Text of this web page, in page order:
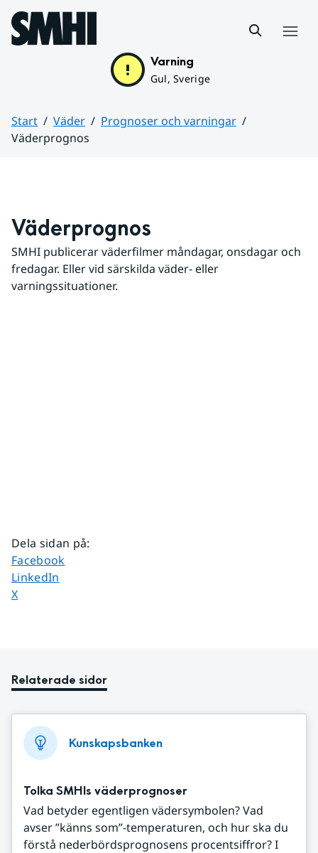
Hoppa till sidans innehåll
Varning
Gul, Sverige
Start Väder
Prognoser och varningar
Väderprognos
Väderprognos
SMHI publicerar väderfilmer måndagar, onsdagar och
fredagar. Eller vid särskilda väder- eller
varningssituationer.
Dela sidan på:
Dela sidan på
Facebook
Dela sidan på
LinkedIn
Dela sidan på
X
Relaterade sidor
Kunskapsbanken
Tolka SMHIs väderprognoser
Vad betyder egentligen vädersymbolen? Vad
avser ”känns som”-temperaturen, och hur ska du
förstå nederbördsprognosens procentsiffror? I